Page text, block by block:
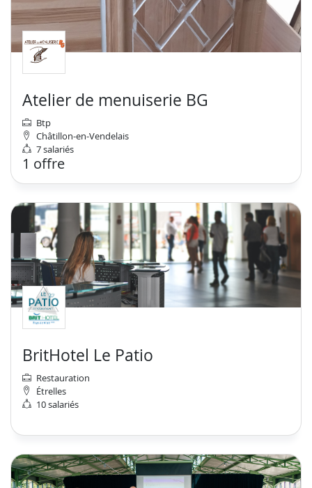
Atelier de menuiserie BG
Btp
Châtillon-en-Vendelais
7 salariés
1 offre
BritHotel Le Patio
Restauration
Étrelles
10 salariés